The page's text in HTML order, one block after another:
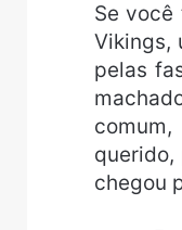
Se
Vikings,
pelas
querido,
chegou